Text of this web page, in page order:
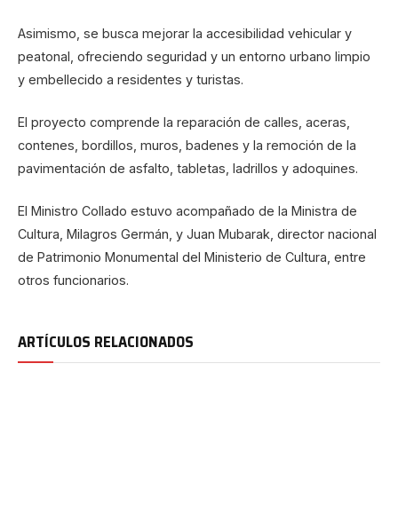
Asimismo, se busca mejorar la accesibilidad vehicular y
peatonal, ofreciendo seguridad y un entorno urbano limpio
y embellecido a residentes y turistas.
El proyecto comprende la reparación de calles, aceras,
contenes, bordillos, muros, badenes y la remoción de la
pavimentación de asfalto, tabletas, ladrillos y adoquines.
El Ministro Collado estuvo acompañado de la Ministra de
Cultura, Milagros Germán, y Juan Mubarak, director nacional
de Patrimonio Monumental del Ministerio de Cultura, entre
otros funcionarios.
ARTÍCULOS RELACIONADOS